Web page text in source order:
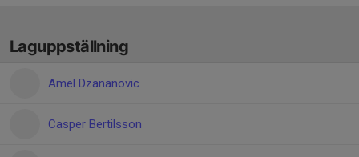
Laguppställning
Amel Dzananovic
Casper Bertilsson